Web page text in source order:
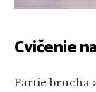
Cvičenie
Partie brucha